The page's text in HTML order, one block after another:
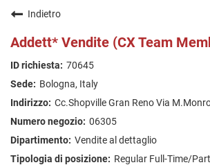
FAQ
CERCA LAVORO
Indietro
Addett* Vendite (CX Team
70645
Bologna, Italy
Cc.Shopville Gran Reno Via
06305
Vendite al dettaglio
Regular Full-Time/